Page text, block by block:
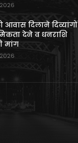
आवास दिलाने दिव्यांगों
देने व धनराशि
मांग